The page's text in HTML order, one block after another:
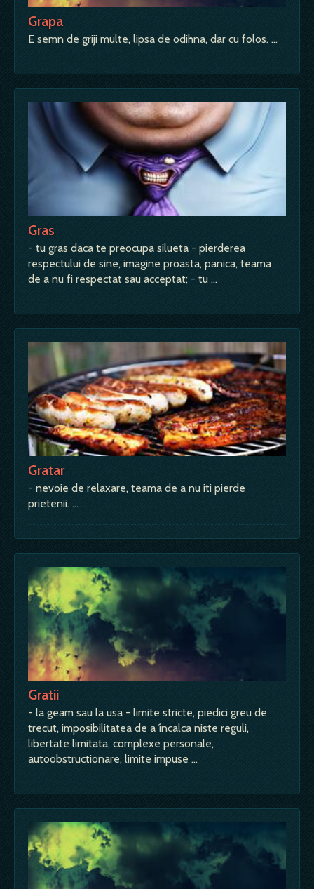
Grapa
E semn de griji multe, lipsa de odihna, dar cu folos. …
Gras
- tu gras daca te preocupa silueta - pierderea
respectului de sine, imagine proasta, panica, teama
de a nu fi respectat sau acceptat; - tu …
Gratar
- nevoie de relaxare, teama de a nu iti pierde
prietenii. …
Gratii
- la geam sau la usa - limite stricte, piedici greu de
trecut, imposibilitatea de a încalca niste reguli,
libertate limitata, complexe personale,
autoobstructionare, limite impuse …